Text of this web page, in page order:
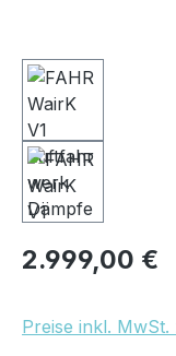
Regulärer Preis:
2.999,00 €
Preise inkl.